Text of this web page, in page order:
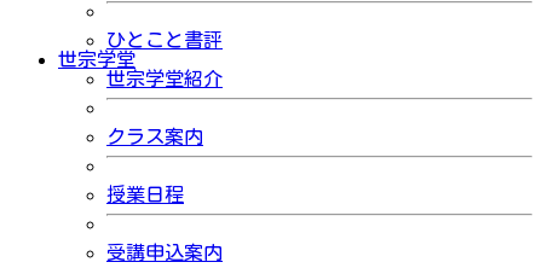
ひとこと書評
世宗学堂
世宗学堂紹介
クラス案内
授業日程
受講申込案内